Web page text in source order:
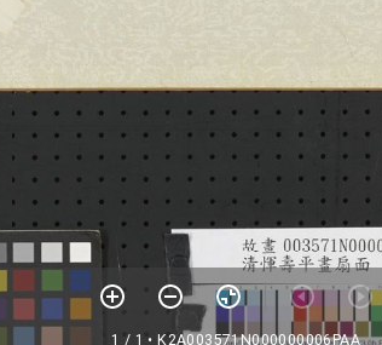
1 / 1 • K2A003571N000000006PAA